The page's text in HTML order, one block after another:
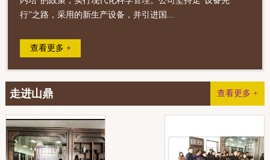
行”之路，采用的新生产设备，并引进国...
查看更多 +
查看更多 +
走进山鼎